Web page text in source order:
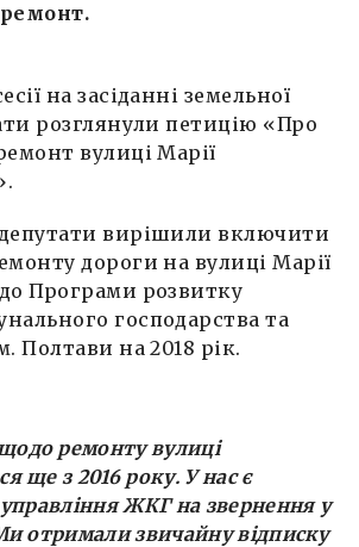
на засіданні земельної
розглянули петицію «Про
вулиці Марії
вирішили включити
дороги на вулиці Марії
Програми розвитку
господарства та
Полтави на 2018 рік.
ремонту вулиці
ще з 2016 року. У нас є
управління ЖКГ на звернення у
отримали звичайну відписку